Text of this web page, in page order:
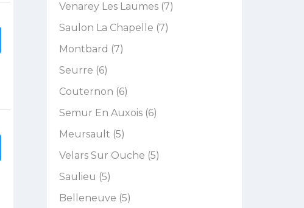
Venarey Les Laumes (7)
Saulon La Chapelle (7)
Montbard (7)
Seurre (6)
Couternon (6)
Semur En Auxois (6)
Meursault (5)
Velars Sur Ouche (5)
Saulieu (5)
Belleneuve (5)